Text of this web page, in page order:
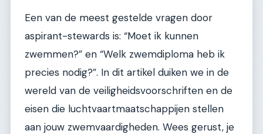
Een van de meest gestelde vragen door
aspirant-stewards is: “Moet ik kunnen
zwemmen?” en “Welk zwemdiploma heb ik
precies nodig?”. In dit artikel duiken we in de
wereld van de veiligheidsvoorschriften en de
eisen die luchtvaartmaatschappijen stellen
aan jouw zwemvaardigheden. Wees gerust, je